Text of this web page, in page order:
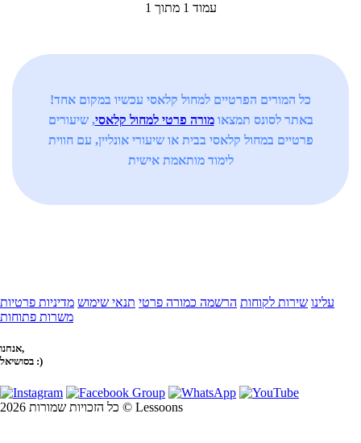
עמוד 1 מתוך 1
כל המורים הפרטיים למחול קלאסי עכשיו במקום אחד!
באתר לסונס תמצאומורה פרטי למחול קלאסי, שיעורים
פרטיים במחול קלאסי בבית או שיעורי אונליין, עם חווית
לימוד מותאמת אישית
עלינו שירות לקוחות הרשמה כמורה פרטי תנאי שימוש מדיניות פרטיות
משרות פתוחות
אנחנו,
בסושיאל :)
כל הזכויות שמורות 2026 © Lessoons